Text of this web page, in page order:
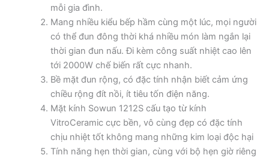
mỗi gia đình.
Mang nhiều kiểu bếp hầm cùng một lúc, mọi người
có thể đun đông thời khá nhiều món làm ngắn lại
thời gian đun nấu. Đi kèm công suất nhiệt cao lên
tới 2000W chế biến rất cực nhanh.
Bề mặt đun rộng, có đặc tính nhận biết cảm ứng
chiều rộng đít nồi, ít tiêu tốn điện năng.
Mặt kính Sowun 1212S cấu tạo từ kính
VitroCeramic cực bền, vô cùng đẹp có đặc tính
chịu nhiệt tốt không mang những kim loại độc hại
Tính năng hẹn thời gian, cùng với bộ hẹn giờ riêng